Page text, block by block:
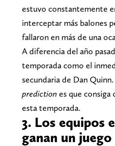
estuvo constantemente
interceptar más balones
fallaron en más de una
A diferencia del año
temporada como el
secundaria de Dan
prediction es que
esta temporada.
3. Los equipos
ganan un